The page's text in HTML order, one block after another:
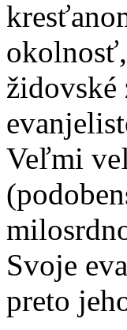
Veľmi
Svoje
preto